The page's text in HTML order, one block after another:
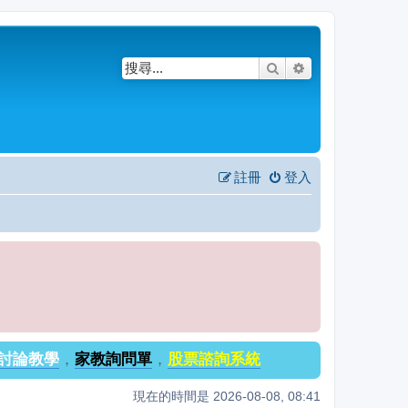
搜尋
登入
註冊
論教學 ， 家教詢問單 ， 股票諮詢系統
現在的時間是 2026-08-08, 08:41